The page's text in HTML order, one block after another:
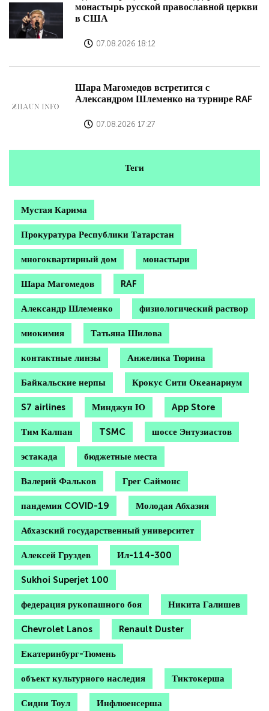
монастырь русской православной церкви
в США
07.08.2026 18:12
Шара Магомедов встретится с
Александром Шлеменко на турнире RAF
07.08.2026 17:27
Теги
Мустая Карима
Прокуратура Республики Татарстан
многоквартирный дом монастыри
Шара Магомедов RAF
Александр Шлеменко физиологический раствор
миокимия Татьяна Шилова
контактные линзы Анжелика Тюрина
Байкальские нерпы Крокус Сити Океанариум
S7 airlines Минджун Ю App Store
Тим Калпан TSMC шоссе Энтузиастов
эстакада бюджетные места
Валерий Фальков Грег Саймонс
пандемия COVID-19 Молодая Абхазия
Абхазский государственный университет
Алексей Груздев Ил-114-300
Sukhoi Superjet 100
федерация рукопашного боя Никита Галишев
Chevrolet Lanos Renault Duster
Екатеринбург-Тюмень
объект культурного наследия Тиктокерша
Сидни Тоул Инфлюенсерша